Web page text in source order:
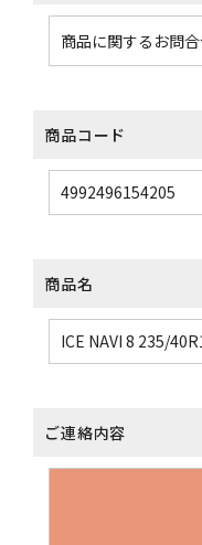
商品コード
商品名
ご連絡内容